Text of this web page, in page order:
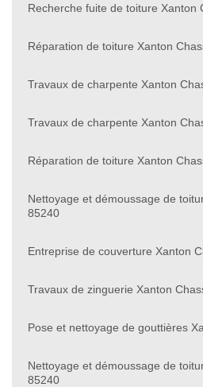
Recherche fuite de toiture Xanton
Réparation de toiture Xanton
Travaux de charpente Xanton
Travaux de charpente Xanton
Réparation de toiture Xanton
Nettoyage et démoussage de
85240
Entreprise de couverture Xanton
Travaux de zinguerie Xanton
Pose et nettoyage de gouttières
Nettoyage et démoussage de
85240